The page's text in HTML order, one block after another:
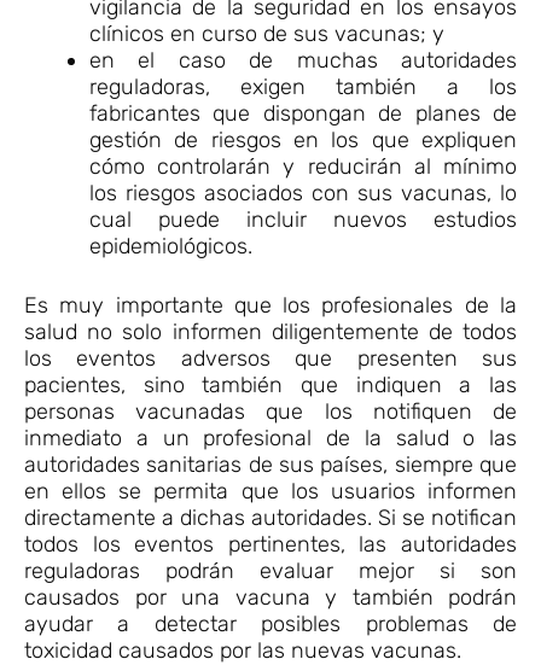
vigilancia de la seguridad en los ensayos
clínicos en curso de sus vacunas; y
en el caso de muchas autoridades
reguladoras, exigen también a los
fabricantes que dispongan de planes de
gestión de riesgos en los que expliquen
cómo controlarán y reducirán al mínimo
los riesgos asociados con sus vacunas, lo
cual puede incluir nuevos estudios
epidemiológicos.
Es muy importante que los profesionales de la
salud no solo informen diligentemente de todos
los eventos adversos que presenten sus
pacientes, sino también que indiquen a las
personas vacunadas que los notifiquen de
inmediato a un profesional de la salud o las
autoridades sanitarias de sus países, siempre que
en ellos se permita que los usuarios informen
directamente a dichas autoridades. Si se notifican
todos los eventos pertinentes, las autoridades
reguladoras podrán evaluar mejor si son
causados por una vacuna y también podrán
ayudar a detectar posibles problemas de
toxicidad causados por las nuevas vacunas.